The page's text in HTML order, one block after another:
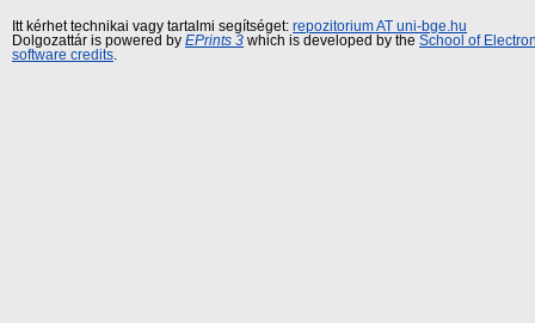
Itt kérhet technikai vagy tartalmi segítséget: repozitorium AT uni-bge.hu
Dolgozattár is powered by EPrints 3 which is developed by the School of
software credits